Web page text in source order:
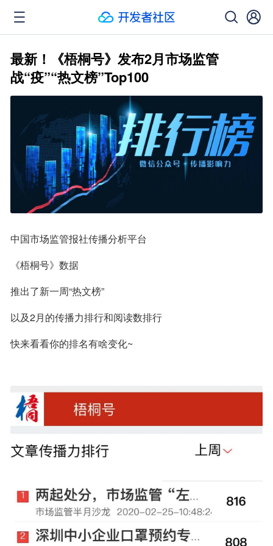
最新！《梧桐号》发布2月市场监管
战“疫”“热文榜”Top100
中国市场监管报社传播分析平台
《梧桐号》数据
推出了新一周“热文榜”
以及2月的传播力排行和阅读数排行
快来看看你的排名有啥变化~